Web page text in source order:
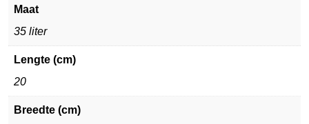
Maat
35 liter
Lengte (cm)
20
Breedte (cm)